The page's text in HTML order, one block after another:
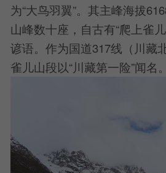
为“大鸟羽翼”。其主峰海拔
山峰数十座，自古有“爬上雀
谚语。作为国道317线（川藏
雀儿山段以“川藏第一险”闻名。